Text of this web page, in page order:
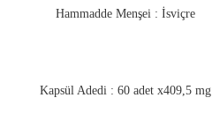
Hammadde Menşei : İsviçre
Kapsül Adedi : 60 adet x409,5 mg